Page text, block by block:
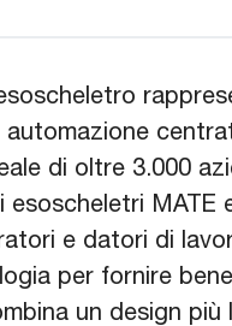
di oltre 3.000
esoscheletri
e datori di
per fornire
un design